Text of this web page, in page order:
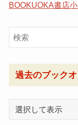
BOOKUOKA書店
過去のブックオ